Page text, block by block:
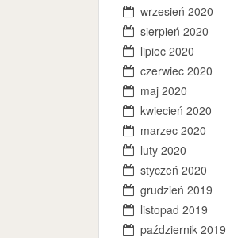
wrzesień 2020
sierpień 2020
lipiec 2020
czerwiec 2020
maj 2020
kwiecień 2020
marzec 2020
luty 2020
styczeń 2020
grudzień 2019
listopad 2019
październik 2019